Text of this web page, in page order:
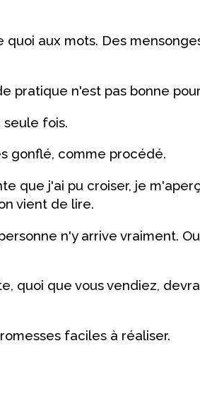
aux mots. Des
pratique n'est pas bonne
fois.
gonflé, comme procédé.
que j'ai pu croiser, je
vient de lire.
n'y arrive vraiment.
quoi que vous vendiez,
faciles à réaliser.